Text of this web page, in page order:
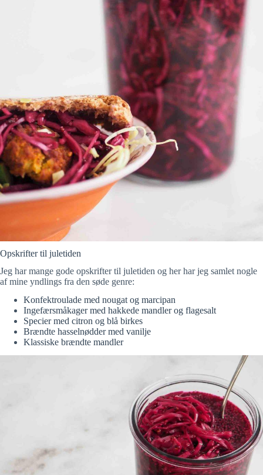
Opskrifter til juletiden
Jeg har mange gode opskrifter til juletiden og her har jeg samlet nogle
af mine yndlings fra den søde genre:
Konfektroulade med nougat og marcipan
Ingefærsmåkager med hakkede mandler og flagesalt
Specier med citron og blå birkes
Brændte hasselnødder med vanilje
Klassiske brændte mandler